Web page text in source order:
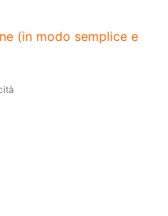
(in modo semplice e